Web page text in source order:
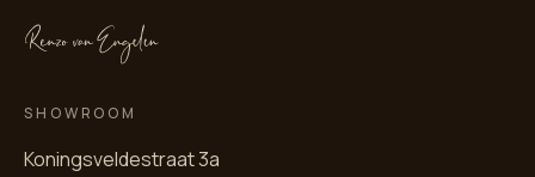
SHOWROOM
Koningsveldestraat 3a